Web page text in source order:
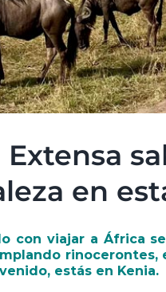
Extensa
en
con viajar a África
rinocerontes,
estás en Kenia.